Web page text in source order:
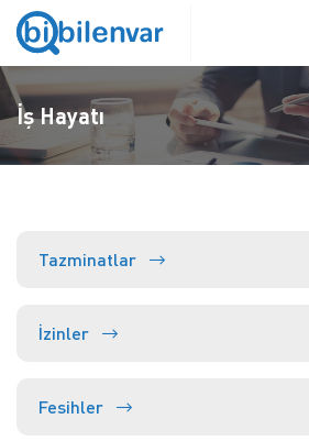
ANASAYFA
HAKKIMIZDA
HIZMETLER
SOSYAL GÜVENLIK -
İş Hayatı
Tazminatlar
İzinler
Fesihler